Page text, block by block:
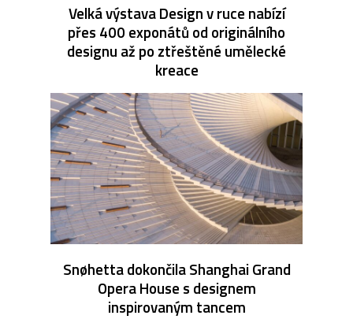
Velká výstava Design v ruce nabízí
přes 400 exponátů od originálního
designu až po ztřeštěné umělecké
kreace
Snøhetta dokončila Shanghai Grand
Opera House s designem
inspirovaným tancem